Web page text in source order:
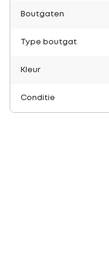
Boutgaten
Type boutgat
Kleur
Conditie